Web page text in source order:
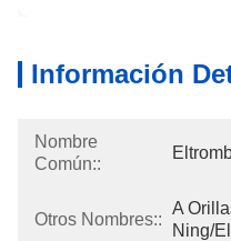
Información
Nombre
Común::
Otros Nombres::
A
Ning/